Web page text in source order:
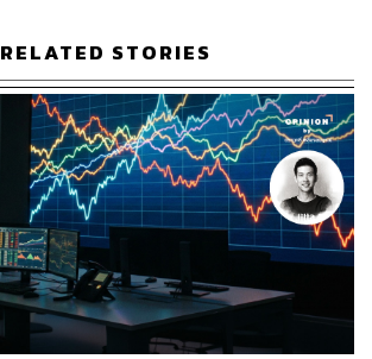
RELATED STORIES